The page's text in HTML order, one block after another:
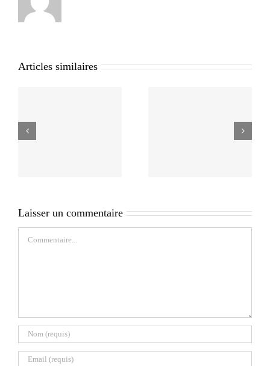
Articles similaires
Laisser un commentaire
Commentaire